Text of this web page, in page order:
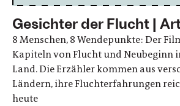
Gesichter der Flucht |
8 Menschen, 8 Wendepunkte: Der
Kapiteln von Flucht und Neubeginn
Land. Die Erzähler kommen aus
Ländern, ihre Fluchterfahrungen
heute